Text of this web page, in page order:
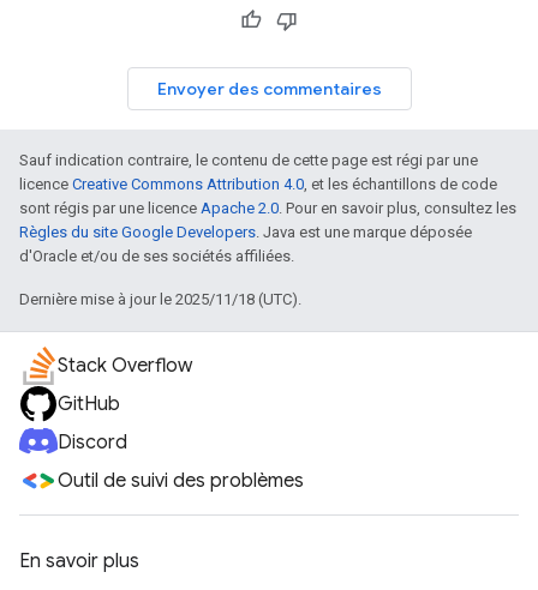
Envoyer des commentaires
Sauf indication contraire, le contenu de cette page est régi par une
licence Creative Commons Attribution 4.0, et les échantillons de code
sont régis par une licence Apache 2.0. Pour en savoir plus, consultez les
Règles du site Google Developers. Java est une marque déposée
d'Oracle et/ou de ses sociétés affiliées.
Dernière mise à jour le 2025/11/18 (UTC).
Stack Overflow
GitHub
Discord
Outil de suivi des problèmes
En savoir plus